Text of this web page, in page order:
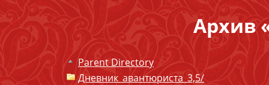
Архив
Parent Directory
Дневник_авантюриста_3,5/